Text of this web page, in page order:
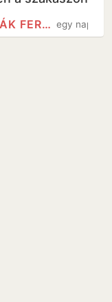
egy nap
DEÁK FERENC TÉR METRÓÁLLOMÁS